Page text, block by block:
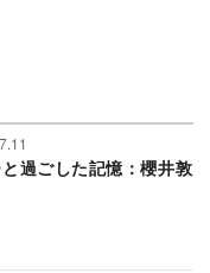
過ごした記憶：櫻井敦